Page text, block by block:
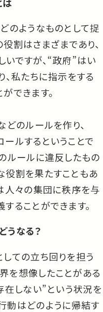
のようなものとして捉
割はさまざまであり、
いですが、“政府”はい
私たちに指示をする
できます。
のルールを作り、
ルするということで
ルールに違反したもの
役割を果たすこともあ
人々の集団に秩序を与
ることができます。
うなる？
ての立ち回りを担う
を想像したことがある
在しない”という状況を
動はどのように帰結す